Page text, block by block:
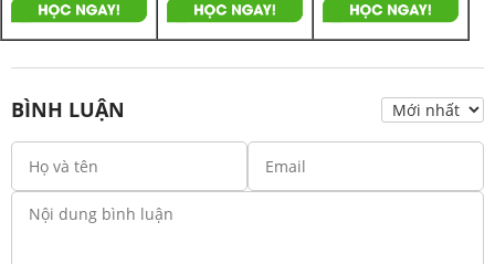
BÌNH LUẬN